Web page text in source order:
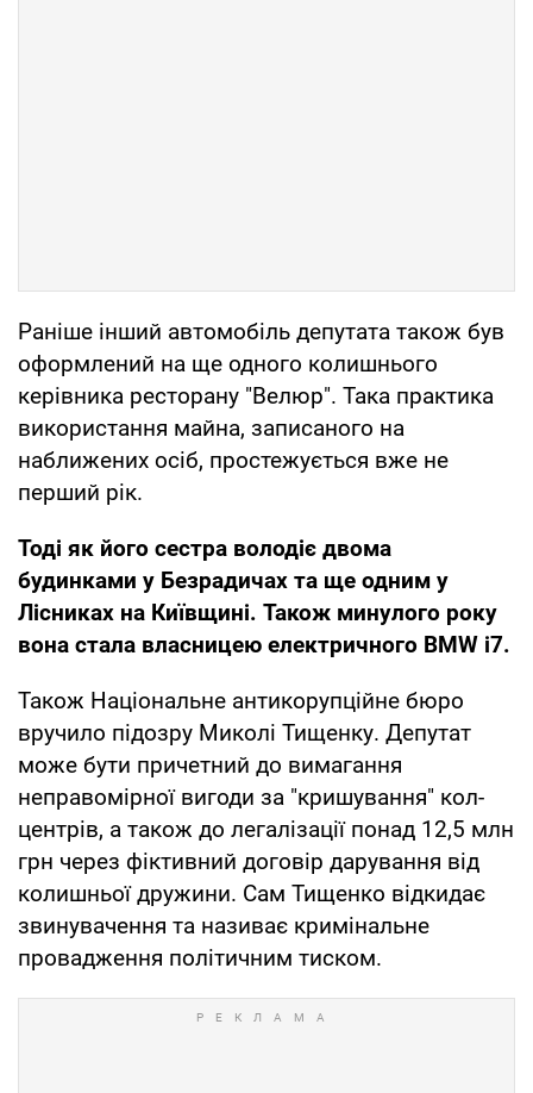
Раніше інший автомобіль депутата також був
оформлений на ще одного колишнього
керівника ресторану "Велюр". Така практика
використання майна, записаного на
наближених осіб, простежується вже не
перший рік.
Тоді як його сестра володіє двома
будинками у Безрадичах та ще одним у
Лісниках на Київщині. Також минулого року
вона стала власницею електричного BMW i7.
Також Національне антикорупційне бюро
вручило підозру Миколі Тищенку. Депутат
може бути причетний до вимагання
неправомірної вигоди за "кришування" кол-
центрів, а також до легалізації понад 12,5 млн
грн через фіктивний договір дарування від
колишньої дружини. Сам Тищенко відкидає
звинувачення та називає кримінальне
провадження політичним тиском.